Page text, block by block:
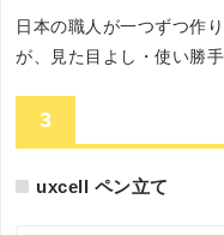
日本の職人が一つずつ作
が、見た目よし・使い勝
3
uxcell ペン立て